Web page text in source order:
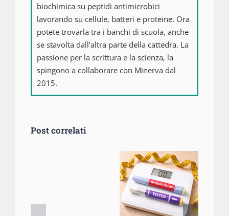
biochimica su peptidi antimicrobici
lavorando su cellule, batteri e proteine. Ora
potete trovarla tra i banchi di scuola, anche
se stavolta dall'altra parte della cattedra. La
passione per la scrittura e la scienza, la
spingono a collaborare con Minerva dal
2015.
Post correlati